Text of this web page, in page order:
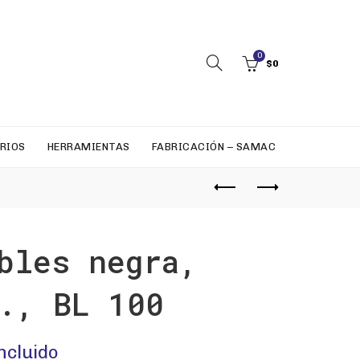
0
$0
HERRAMIENTAS FABRICACIÓN – SAMAC
negra,
BL 100